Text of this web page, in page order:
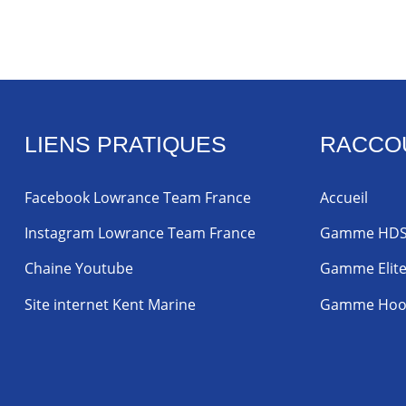
LIENS PRATIQUES
Facebook Lowrance Team France
Instagram Lowrance Team France
Chaine Youtube
Site internet Kent Marine
Accueil
Gamme HDS
Gamme Elite
Gamme